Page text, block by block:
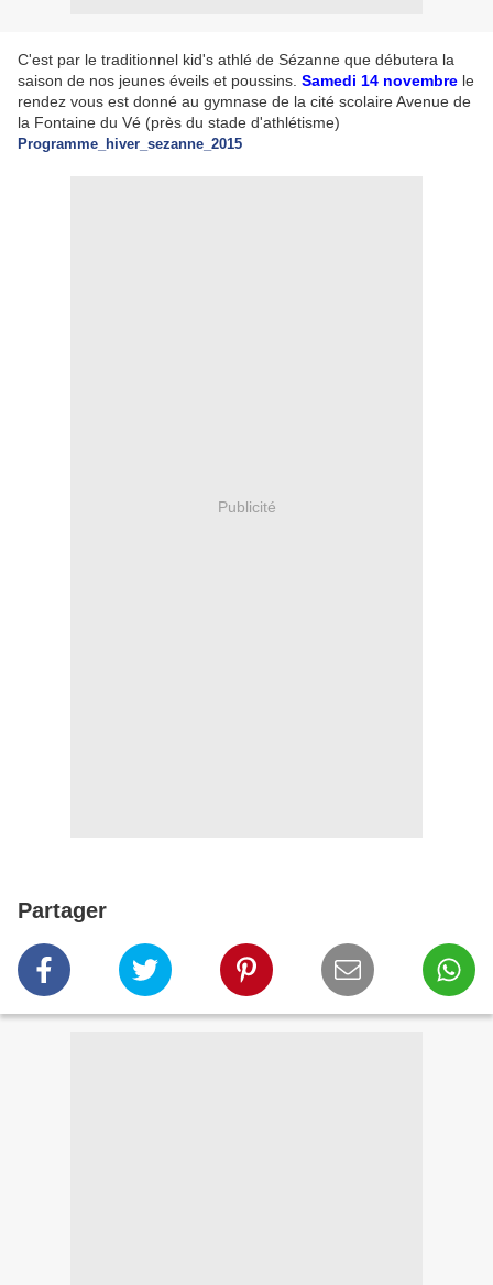
C'est par le traditionnel kid's athlé de Sézanne que débutera la
saison de nos jeunes éveils et poussins. Samedi 14 novembre le
rendez vous est donné au gymnase de la cité scolaire Avenue de
la Fontaine du Vé (près du stade d'athlétisme)
Programme_hiver_sezanne_2015
Publicité
Partager